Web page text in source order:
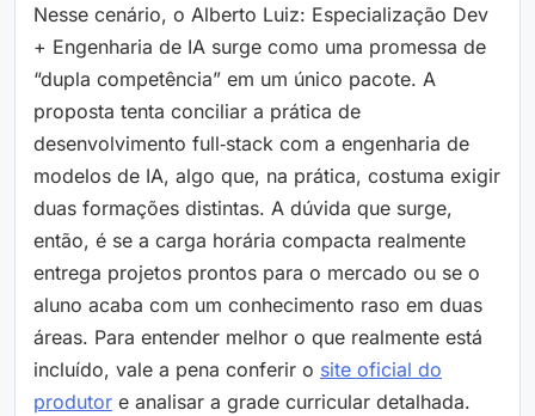
Nesse cenário, o Alberto Luiz: Especialização Dev
+ Engenharia de IA surge como uma promessa de
“dupla competência” em um único pacote. A
proposta tenta conciliar a prática de
desenvolvimento full‑stack com a engenharia de
modelos de IA, algo que, na prática, costuma exigir
duas formações distintas. A dúvida que surge,
então, é se a carga horária compacta realmente
entrega projetos prontos para o mercado ou se o
aluno acaba com um conhecimento raso em duas
áreas. Para entender melhor o que realmente está
incluído, vale a pena conferir o site oficial do
produtor e analisar a grade curricular detalhada.